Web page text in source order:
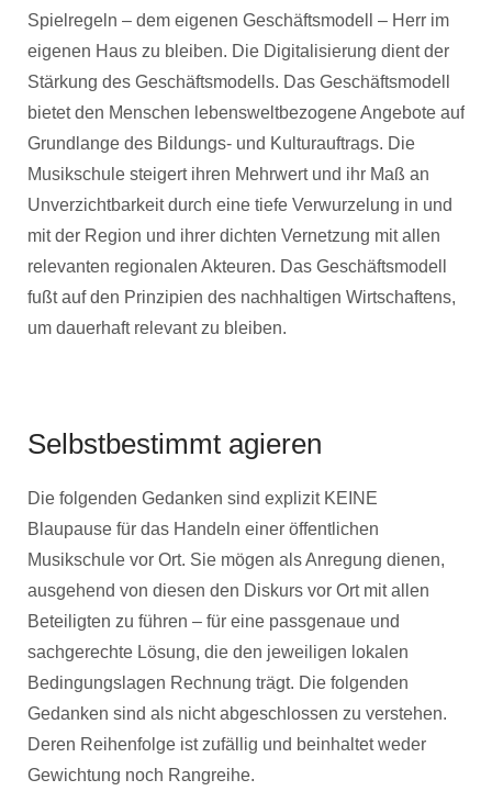
Spielregeln – dem eigenen Geschäftsmodell – Herr im
eigenen Haus zu bleiben. Die Digitalisierung dient der
Stärkung des Geschäftsmodells. Das Geschäftsmodell
bietet den Menschen lebensweltbezogene Angebote auf
Grundlange des Bildungs- und Kulturauftrags. Die
Musikschule steigert ihren Mehrwert und ihr Maß an
Unverzichtbarkeit durch eine tiefe Verwurzelung in und
mit der Region und ihrer dichten Vernetzung mit allen
relevanten regionalen Akteuren. Das Geschäftsmodell
fußt auf den Prinzipien des nachhaltigen Wirtschaftens,
um dauerhaft relevant zu bleiben.
Selbstbestimmt agieren
Die folgenden Gedanken sind explizit KEINE
Blaupause für das Handeln einer öffentlichen
Musikschule vor Ort. Sie mögen als Anregung dienen,
ausgehend von diesen den Diskurs vor Ort mit allen
Beteiligten zu führen – für eine passgenaue und
sachgerechte Lösung, die den jeweiligen lokalen
Bedingungslagen Rechnung trägt. Die folgenden
Gedanken sind als nicht abgeschlossen zu verstehen.
Deren Reihenfolge ist zufällig und beinhaltet weder
Gewichtung noch Rangreihe.